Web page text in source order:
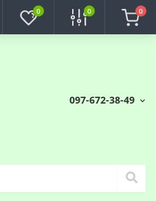
0 0 0
097-672-38-49